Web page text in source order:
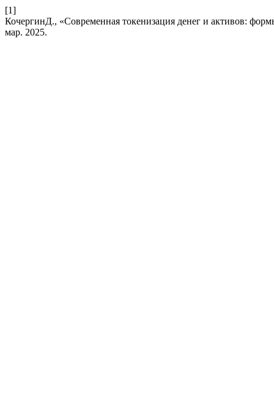
[1]
КочергинД., «Современная токенизация денег и активов:
мар. 2025.